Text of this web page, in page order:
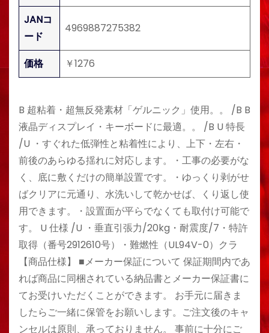
JANコ
ード
4969887275382
価格 ￥1276
B 超粘着・超無反発素材「ゲルニック」使用。。 /B B
液晶ディスプレイ・キーボードに最適。。 /B U 特長
/U ・すぐれた低弾性と粘着性により、上下・左右・
前後のあらゆる揺れに対応します。・工事の必要がな
く、底に敷くだけの簡単設置です。・ゆっくり剥がせ
ばクリアに元通り、水洗いして乾かせば、くり返し使
用できます。・設置面が平らでなくても取付け可能で
す。 U 仕様 /U ・垂直引張力/20kg・耐震度/7・特許
取得（番号2912610号）・難燃性（UL94V-0）クラ
【商品仕様】 ■メーカー保証について 保証期間内であ
れば商品に同梱されている納品書とメーカー保証書に
てお受けいただくことができます。 お手元に届きま
したらご一緒に保管をお願いします。ご注文後のキャ
ンセルは原則、承っておりません。 事前に十分にご